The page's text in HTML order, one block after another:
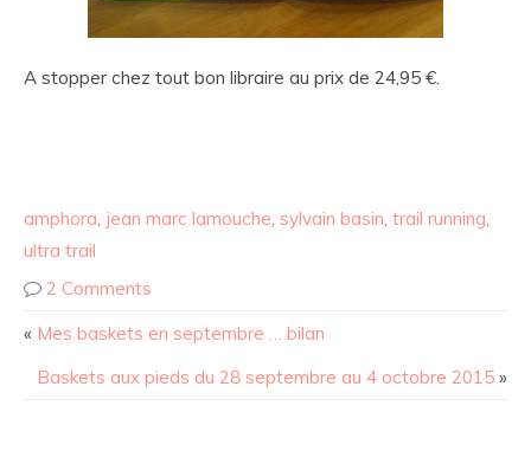
A stopper chez tout bon libraire au prix de 24,95 €.
amphora, jean marc lamouche, sylvain basin, trail running,
ultra trail
2 Comments
« Mes baskets en septembre … bilan
Baskets aux pieds du 28 septembre au 4 octobre 2015 »